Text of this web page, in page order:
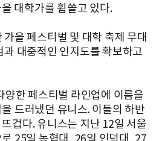
대학가를 휩쓸고 있다.
을 페스티벌 및 대학 축제 무대
과 대중적인 인지도를 확보하고
양한 페스티벌 라인업에 이름을
드러냈던 유니스. 이들의 하반
겁다. 유니스는 지난 12일 서울